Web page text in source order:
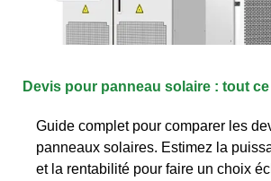
Devis pour panneau solaire : tout
Guide complet pour comparer les
panneaux solaires. Estimez la
et la rentabilité pour faire un choix